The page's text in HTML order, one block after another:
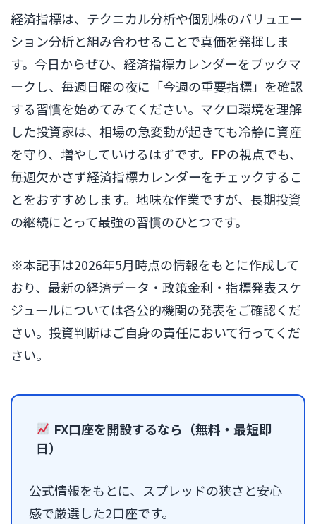
経済指標は、テクニカル分析や個別株のバリュエー
ション分析と組み合わせることで真価を発揮しま
す。今日からぜひ、経済指標カレンダーをブックマ
ークし、毎週日曜の夜に「今週の重要指標」を確認
する習慣を始めてみてください。マクロ環境を理解
した投資家は、相場の急変動が起きても冷静に資産
を守り、増やしていけるはずです。FPの視点でも、
毎週欠かさず経済指標カレンダーをチェックするこ
とをおすすめします。地味な作業ですが、長期投資
の継続にとって最強の習慣のひとつです。
※本記事は2026年5月時点の情報をもとに作成して
おり、最新の経済データ・政策金利・指標発表スケ
ジュールについては各公的機関の発表をご確認くだ
さい。投資判断はご自身の責任において行ってくだ
さい。
FX口座を開設するなら（無料・最短即
日）
公式情報をもとに、スプレッドの狭さと安心
感で厳選した2口座です。